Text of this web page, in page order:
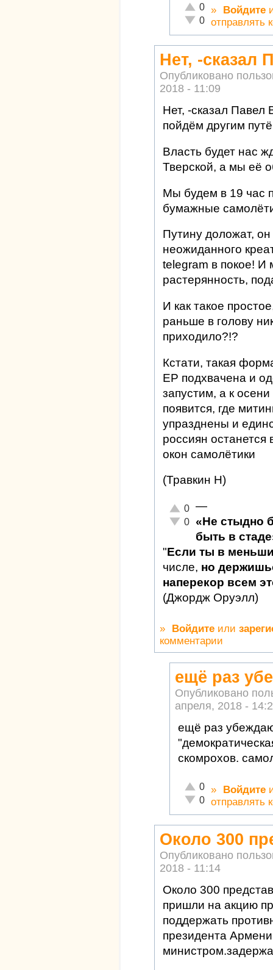
Отлично!
0
Неадекватно!
0
» Войдите
отправлять
Нет, -сказал
Опубликовано
2018 - 11:09
Нет, -сказал
пойдём другим
Власть будет нас
Тверской, а мы её
Мы будем в 19 час
бумажные
Путину доложат, он
неожиданного
telegram в покое! И
растерянность,
И как такое
раньше в голову
приходило?!?
Кстати, такая
ЕР подхвачена и
запустим, а к
появится, где
упразднены и
россиян останется
окон самолётики
(Травкин Н)
Отлично!
0
Неадекватно!
0
—
«Не стыдно
быть в
"Если ты в
числе, но
наперекор всем
(Джордж Оруэлл)
» Войдите или
комментарии
ещё раз
Опубликовано
апреля, 2018 -
ещё раз
скомрохов.
Отлично!
0
Неадекватно!
0
» Войдите
отправлять
Около 300
Опубликовано
2018 - 11:14
Около 300
пришли на акцию
поддержать
президента